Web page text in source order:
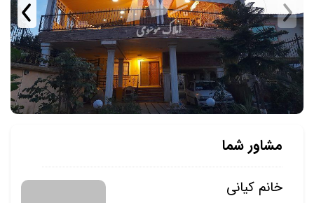
مشاور شما
خانم کیانی